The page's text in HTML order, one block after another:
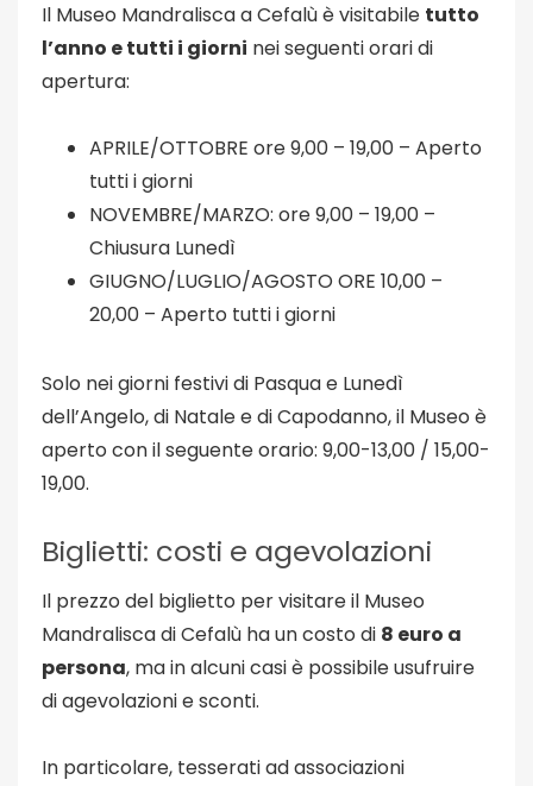
Il Museo Mandralisca a Cefalù è visitabile tutto
l’anno e tutti i giorni nei seguenti orari di
apertura:
APRILE/OTTOBRE ore 9,00 – 19,00 – Aperto
tutti i giorni
NOVEMBRE/MARZO: ore 9,00 – 19,00 –
Chiusura Lunedì
GIUGNO/LUGLIO/AGOSTO ORE 10,00 –
20,00 – Aperto tutti i giorni
Solo nei giorni festivi di Pasqua e Lunedì
dell’Angelo, di Natale e di Capodanno, il Museo è
aperto con il seguente orario: 9,00-13,00 / 15,00-
19,00.
Biglietti: costi e agevolazioni
Il prezzo del biglietto per visitare il Museo
Mandralisca di Cefalù ha un costo di 8 euro a
persona, ma in alcuni casi è possibile usufruire
di agevolazioni e sconti.
In particolare, tesserati ad associazioni